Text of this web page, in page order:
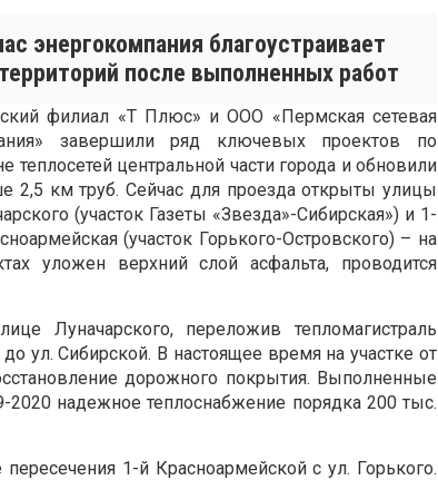
энергокомпания благоустраивает
после выполненных работ
филиал «Т Плюс» и ООО «Пермская сетевая
завершили ряд ключевых проектов по
теплосетей центральной части города и обновили
2,5 км труб. Сейчас для проезда открыты улицы
(участок Газеты «Звезда»-Сибирская») и 1-
(участок Горького-Островского) – на
уложен верхний слой асфальта, проводится
Луначарского, переложив тепломагистраль
ул. Сибирской. В настоящее время на участке от
дорожного покрытия. Выполненные
2020 надежное теплоснабжение порядка 200 тыс.
1-й Красноармейской с ул. Горького.